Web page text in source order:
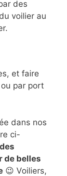
des
voilier au
et faire
par port
dans nos
ci-
des
de belles
😉 Voiliers,